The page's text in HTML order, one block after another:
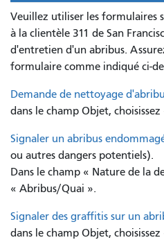
Veuillez utiliser les formulaires
à la clientèle 311 de San
d'entretien d'un abribus.
formulaire comme indiqué ci-
Demande de nettoyage
dans le champ Objet,
Signaler un abribus
ou autres dangers potentiels).
Dans le champ « Nature de la
« Abribus/Quai ».
Signaler des graffitis sur un
dans le champ Objet,